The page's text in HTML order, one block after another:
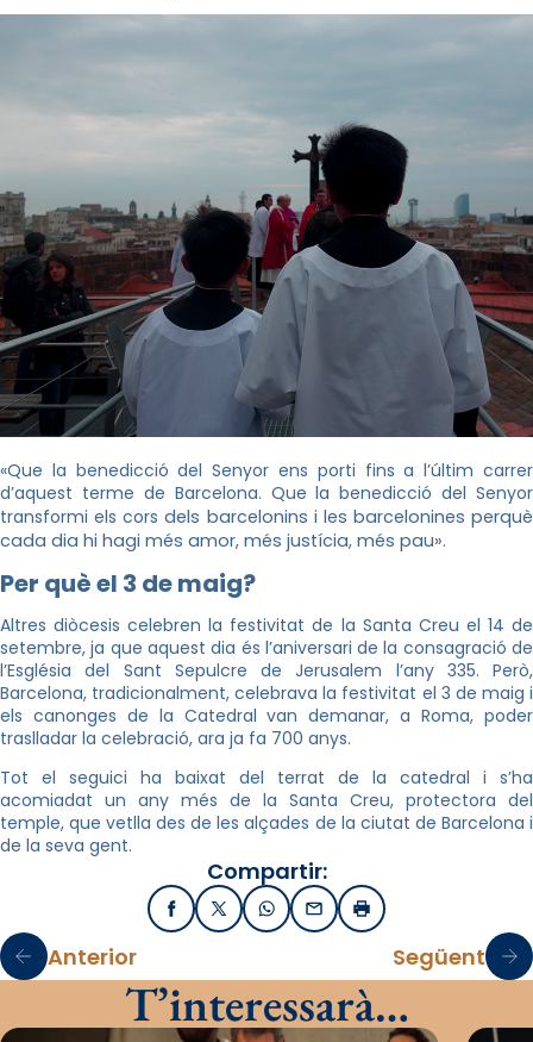
«Que la benedicció del Senyor ens porti fins a l’últim carrer
d’aquest terme de Barcelona. Que la benedicció del Senyor
transformi els corsdels barcelonins i les barcelonines perquè
cada dia hi hagi més amor, més justícia, més pau».
Per què el 3 de maig?
Altres diòcesis celebren la festivitat de la Santa Creu el 14 de
setembre, ja que aquest dia és l’aniversari de la consagració de
l’Església del Sant Sepulcre de Jerusalem l’any 335. Però,
Barcelona, tradicionalment, celebrava la festivitat el 3 de maig i
els canonges de la Catedral van demanar, a Roma, poder
traslladar la celebració, ara ja fa 700 anys.
Tot el seguici ha baixat del terrat de la catedral i s’ha
acomiadat un any més de la Santa Creu, protectora del
temple, que vetlla des de les alçades de la ciutat de Barcelona i
de la seva gent.
Compartir:
FacebookX / TwitterWhatsApp
EmailImprimir
Anterior Següent
T’interessarà…